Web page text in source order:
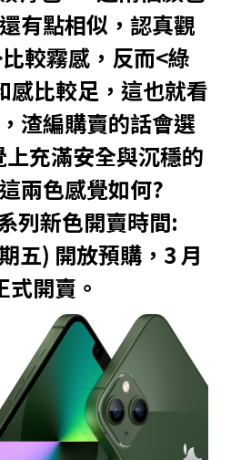
有點相似，認真觀
較霧感，反而<綠
感比較足，這也就看
渣編購賣的話會選
充滿安全與沉穩的
兩色感覺如何?
新色開賣時間:
五) 開放預購，3 月
開賣。